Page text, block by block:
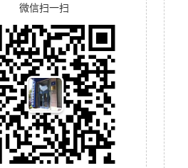
微信扫一扫